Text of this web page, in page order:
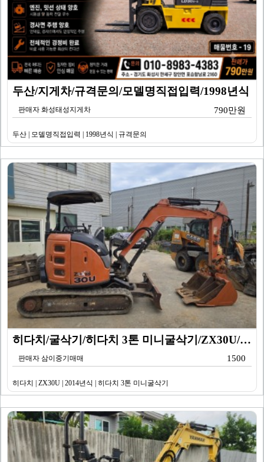
두산/지게차/규격문의/모델명직접입력/1998년식
판매자 화성태성지게차 790만원
두산 | 모델명직접입력 | 1998년식 | 규격문의
히다치/굴삭기/히다치 3톤 미니굴삭기/ZX30U/201…
판매자 삼이중기매매 1500
히다치 | ZX30U | 2014년식 | 히다치 3톤 미니굴삭기